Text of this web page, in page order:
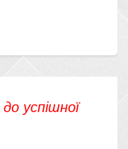
успішної